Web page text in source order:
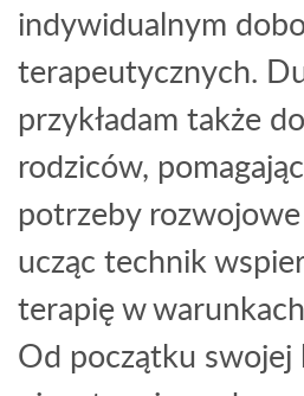
indywidualnym
terapeutycznych.
przykładam także
rodziców,
potrzeby
ucząc technik
terapię w
Od początku swojej